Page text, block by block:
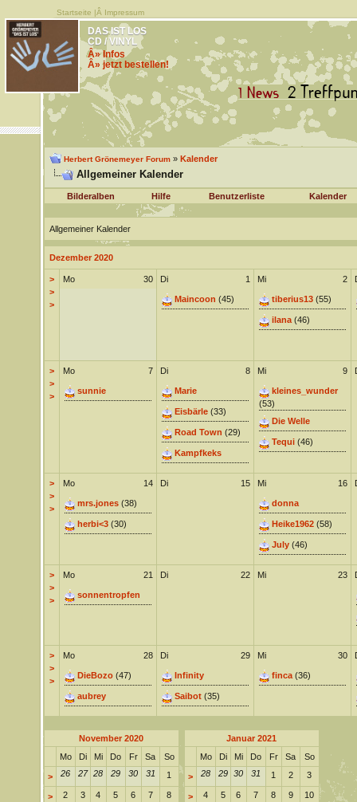
Startseite |Â Impressum
DAS IST LOS
CD / VINYL
Â» Infos
Â» jetzt bestellen!
Herbert Grönemeyer Forum» Kalender
Allgemeiner Kalender
Bilderalben Hilfe Benutzerliste Kalender
Allgemeiner Kalender
Dezember 2020
>
>
>
30
Mo 1
Di
Maincoon (45)
2
Mi
tiberius13(55)
ilana(46)
>
>
>
7
Mo
sunnie
8
Di
Marie
Eisbärle(33)
Road Town (29)
Kampfkeks
9
Mi
kleines_wunder
(53)
Die Welle
Tequi(46)
>
>
>
14
Mo
mrs.jones(38)
herbi<3(30)
15
Di 16
Mi
donna
Heike1962(58)
July(46)
>
>
>
21
Mo
sonnentropfen
22
Di 23
Mi
>
>
>
28
Mo
DieBozo(47)
aubrey
29
Di
Infinity
Saibot(35)
30
Mi
finca(36)
November 2020
Mo
Di Mi Do Fr Sa So
> 26 27 28 29 30 31 1
> 2 3 4 5 6 7 8
Januar 2021
Mo
Di Mi Do Fr Sa So
> 28 29 30 31 1 2 3
> 4 5 6 7 8 9 10